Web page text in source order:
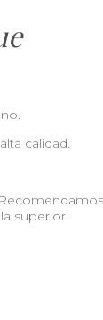
calidad.
superior.